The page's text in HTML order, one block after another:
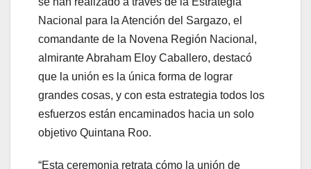
Nacional para la Atención del Sargazo, el
comandante de la Novena Región Nacional,
almirante Abraham Eloy Caballero, destacó
que la unión es la única forma de lograr
grandes cosas, y con esta estrategia todos los
esfuerzos están encaminados hacia un solo
objetivo Quintana Roo.
“Esta ceremonia retrata cómo la unión de